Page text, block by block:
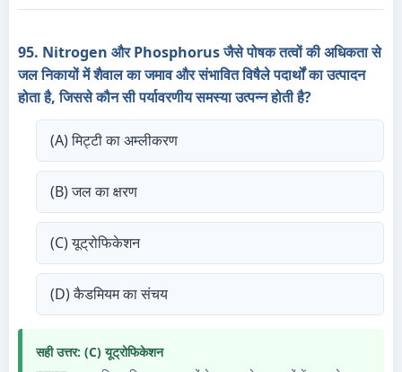
95. Nitrogen और Phosphorus जैसे पोषक तत्वों की अधिकता से
जल निकायों में शैवाल का जमाव और संभावित विषैले पदार्थों का उत्पादन
होता है, जिससे कौन सी पर्यावरणीय समस्या उत्पन्न होती है?
(A) मिट्टी का अम्लीकरण
(B) जल का क्षरण
(C) यूट्रोफिकेशन
(D) कैडमियम का संचय
सही उत्तर: (C) यूट्रोफिकेशन